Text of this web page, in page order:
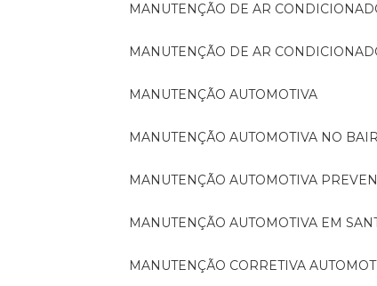
MANUTENÇÃO DE AR
MANUTENÇÃO DE AR
MANUTENÇÃO AUTOMOTIVA
MANUTENÇÃO AUTOMOTIVA NO
MANUTENÇÃO AUTOMOTIVA
MANUTENÇÃO AUTOMOTIVA EM
MANUTENÇÃO CORRETIVA